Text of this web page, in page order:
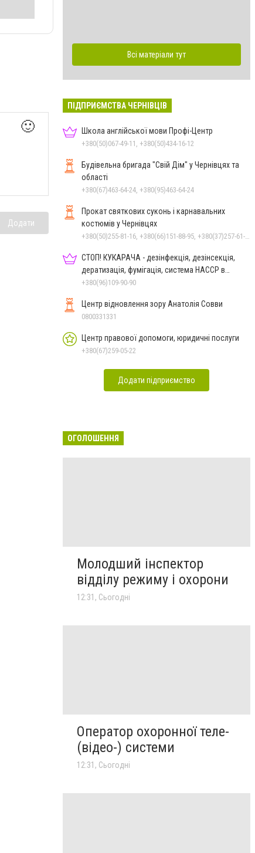
🙂
Додати
Всі матеріали тут
ПІДПРИЄМСТВА ЧЕРНІВЦІВ
Школа англійської мови Профі-Центр
+380(50)067-49-11, +380(50)434-16-12
Будівельна бригада "Свій Дім" у Чернівцях та
області
+380(67)463-64-24, +380(95)463-64-24
Прокат святкових суконь і карнавальних
костюмів у Чернівцях
СТОП! КУКАРАЧА - дезінфекція, дезінсекція,
дератизація, фумігація, система HACCP в
Чернівцях
+380(96)109-90-90
Центр відновлення зору Анатолія Совви
0800331331
Центр правової допомоги, юридичні послуги
+380(67)259-05-22
Додати підприємство
ОГОЛОШЕННЯ
Молодший інспектор
відділу режиму і охорони
12:31, Сьогодні
Оператор охоронної теле-
(відео-) системи
12:31, Сьогодні